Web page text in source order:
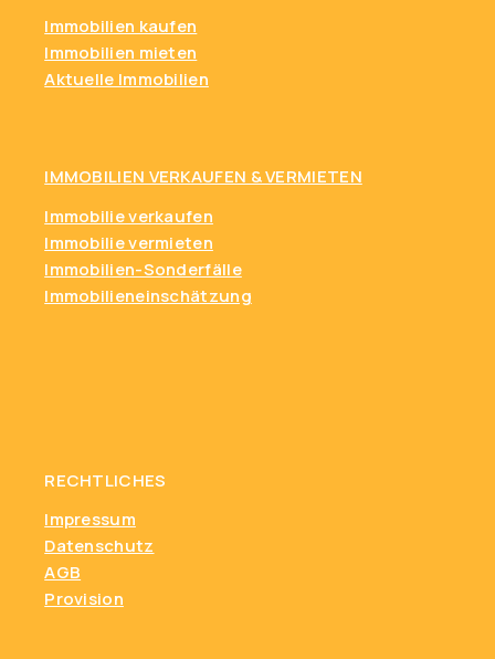
RECHTLICHES
Impressum
Datenschutz
AGB
Provision
IMMOBILIEN VERKAUFEN & VERMIETEN
Immobilie verkaufen
Immobilie vermieten
Immobilien-Sonderfälle
Immobilieneinschätzung
Immobilien kaufen
Immobilien mieten
Aktuelle Immobilien